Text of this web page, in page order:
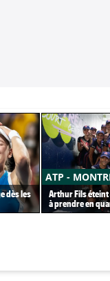
dès les
ATP -
Arthur Fils
à prendre en